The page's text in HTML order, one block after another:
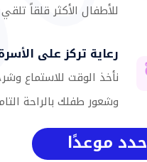
للأطفال الأكثر قلقاً
رعاية تركز على
نأخذ الوقت للاستماع
وشعور طفلك بالراحة
حدد موعدًا